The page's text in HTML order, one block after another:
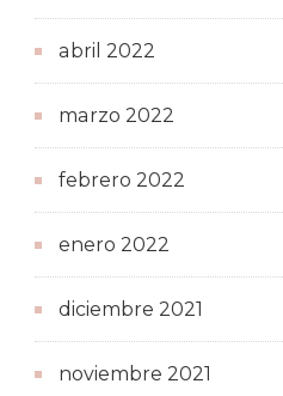
abril 2022
marzo 2022
febrero 2022
enero 2022
diciembre 2021
noviembre 2021